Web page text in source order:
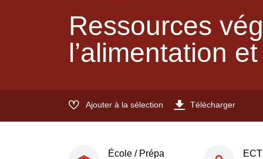
Ressources
l’alimentation
Ajouter à la sélection Télécharger
École / Prépa